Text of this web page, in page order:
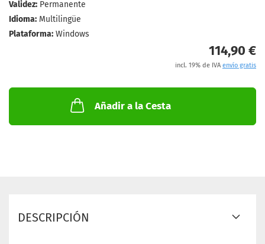
Validez: Permanente
Idioma: Multilingüe
Plataforma: Windows
114,90 €
incl. 19% de IVA envío gratis
Añadir a la Cesta
DESCRIPCIÓN